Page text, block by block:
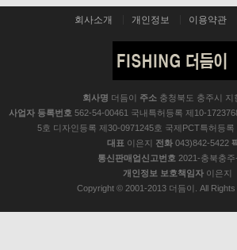
회사소개 개인정보 이용약관
회사명 더듬이 주소 충청북도 충주시 지
사업자 등록번호 562-54-00461 국내특허등록 제10-
5호 디자인등록 제30-0971245호 국제PCT특허등록
대표 이은지 전화043)842-5422
통신판매업신고번호 2021-충북충
개인정보 보호책임자 이은지
Copyright © 2001-2013 더듬이. All Rights